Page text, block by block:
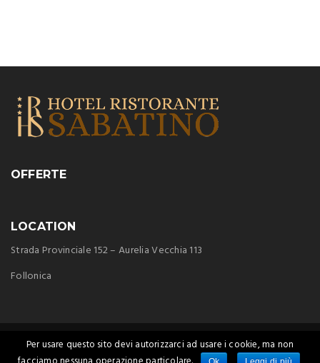
OFFERTE
LOCATION
Strada Provinciale 152 – Aurelia Vecchia 113
Follonica
Realizzato da Piramedia
Credits by Immobiliare 2008 srl - P.IVA: 01590080493 - C.F.01590080493 - testi e
Per usare questo sito devi autorizzarci ad usare i cookie, ma non